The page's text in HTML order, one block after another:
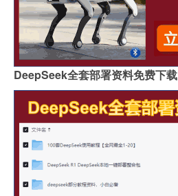
DeepSeek全套部署资料免费下载